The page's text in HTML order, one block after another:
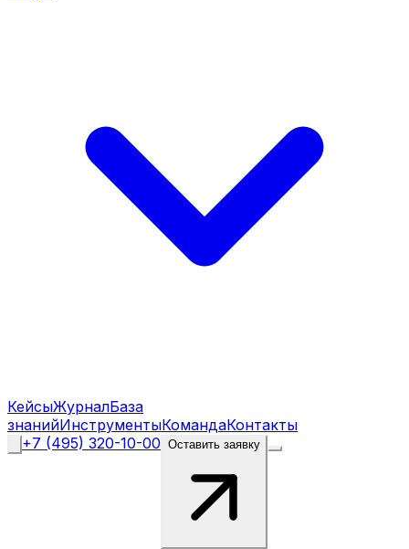
КейсыЖурналБаза
знанийИнструментыКомандаКонтакты
+7 (495) 320-10-00 Оставить заявку